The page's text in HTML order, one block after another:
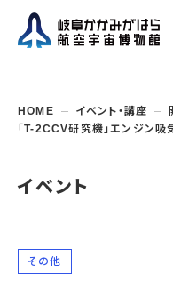
中文（简化字）
中文（繁體字）
年間パスポート
企画展
イベント・講座
HOME イベント・講座
「T-2CCV研究機」エンジン
イベント
その他